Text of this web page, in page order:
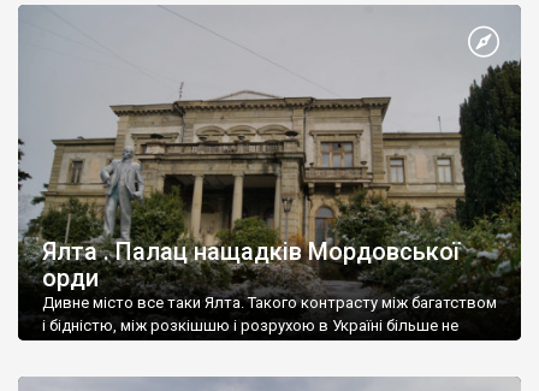
Ялта . Палац нащадків Мордовської
орди
Дивне місто все таки Ялта. Такого контрасту між багатством
і бідністю, між розкішшю і розрухою в Україні більше не